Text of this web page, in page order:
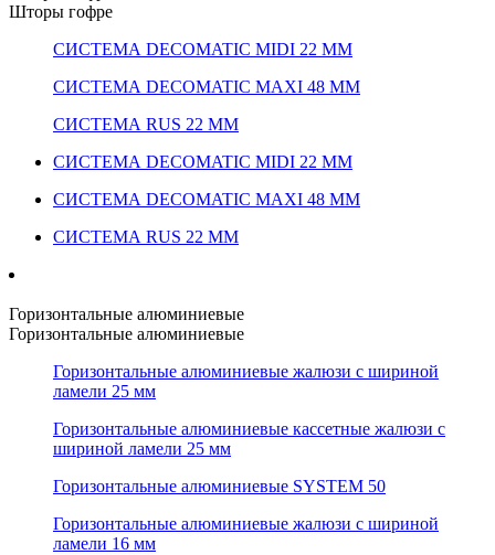
Шторы гофре
СИСТЕМА DECOMATIC MIDI 22 ММ
СИСТЕМА DECOMATIC MAXI 48 ММ
СИСТЕМА RUS 22 ММ
СИСТЕМА DECOMATIC MIDI 22 ММ
СИСТЕМА DECOMATIC MAXI 48 ММ
СИСТЕМА RUS 22 ММ
Горизонтальные алюминиевые
Горизонтальные алюминиевые
Горизонтальные алюминиевые жалюзи с шириной
ламели 25 мм
Горизонтальные алюминиевые кассетные жалюзи с
шириной ламели 25 мм
Горизонтальные алюминиевые SYSTEM 50
Горизонтальные алюминиевые жалюзи с шириной
ламели 16 мм